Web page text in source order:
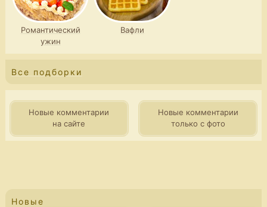
Романтический
ужин
Вафли
Все подборки
Новые комментарии
на сайте
Новые комментарии
только с фото
Новые